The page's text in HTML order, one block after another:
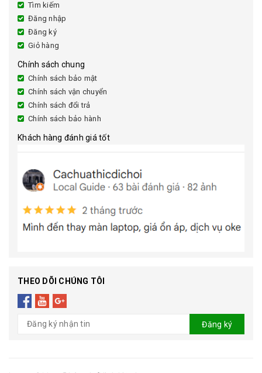
Tìm kiếm
Đăng nhập
Đăng ký
Giỏ hàng
Chính sách chung
Chính sách bảo mật
Chính sách vận chuyển
Chính sách đổi trả
Chính sách bảo hành
Khách hàng đánh giá tốt
THEO DÕI CHÚNG TÔI
Đăng ký